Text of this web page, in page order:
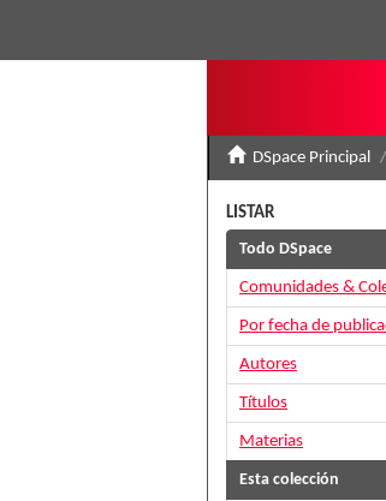
DSpace Principal
LISTAR
Todo DSpace
Comunidades &
Por fecha de
Autores
Títulos
Materias
Esta colección